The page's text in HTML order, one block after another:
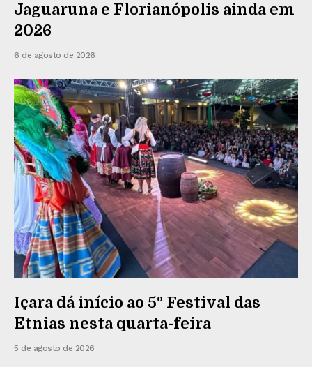
Jaguaruna e Florianópolis ainda em
2026
6 de agosto de 2026
Içara dá início ao 5º Festival das
Etnias nesta quarta-feira
5 de agosto de 2026